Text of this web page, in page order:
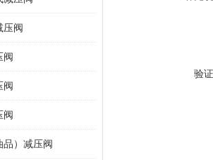
压阀
阀
阀
阀
品）减压阀
验